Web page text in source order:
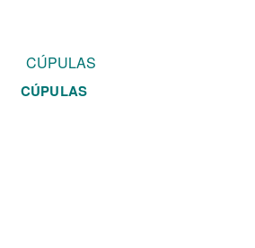
CÚPULAS